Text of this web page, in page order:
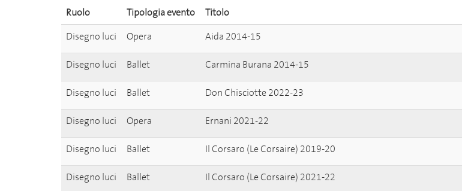
Ruolo Tipologia evento
Titolo
Disegno luci
Opera Aida 2014-15
Disegno luci Ballet Carmina Burana 2014-15
Disegno luci Ballet Don Chisciotte 2022-23
Disegno luci Opera Ernani 2021-22
Disegno luci Ballet Il Corsaro (Le Corsaire) 2019-20
Disegno luci Ballet Il Corsaro (Le Corsaire) 2021-22